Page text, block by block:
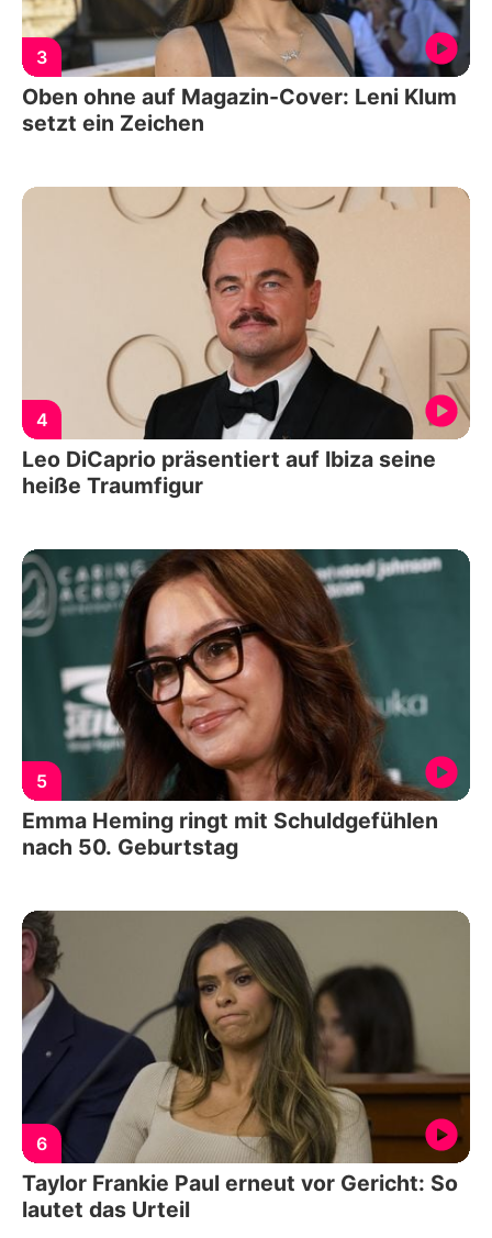
3
Oben ohne auf Magazin-Cover: Leni Klum
setzt ein Zeichen
4
Leo DiCaprio präsentiert auf Ibiza seine
heiße Traumfigur
5
Emma Heming ringt mit Schuldgefühlen
nach 50. Geburtstag
6
Taylor Frankie Paul erneut vor Gericht: So
lautet das Urteil